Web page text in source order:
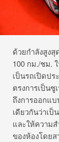
ด้วยกำลังสูงสุ
100 กม./ชม.
เป็นรถเปิดป
ตรงการเป็น
ถึงการออกแ
เดียวกันว่าเ
และให้ความ
ของห้องโดยส